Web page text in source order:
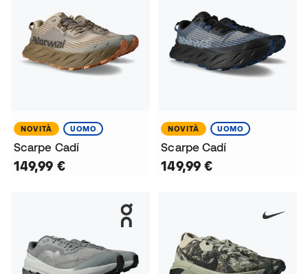
NOVITÀ UOMO
Scarpe Cadí
149,99 €
NOVITÀ UOMO
Scarpe Cadí
149,99 €